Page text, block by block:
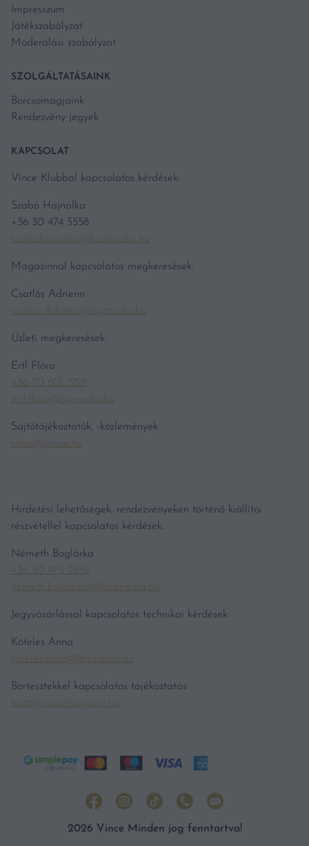
Impresszum
Játékszabályzat
Moderálási szabályzat
SZOLGÁLTATÁSAINK
Borcsomagjaink
Rendezvény jegyek
KAPCSOLAT
Vince Klubbal kapcsolatos kérdések:
Szabó Hajnalka
+36 30 474 5558
szabo.hajnalka@kodmedia.hu
Magazinnal kapcsolatos megkeresések:
Csatlós Adrienn
csatlos.Adrienn@hgmedia.hu
Üzleti megkeresések:
Ertl Flóra
+36 70 601 1929
ertl.flora@hgmedia.hu
Sajtótájékoztatók, -közlemények
vince@vince.hu
Hirdetési lehetőségek, rendezvényeken történő kiállítói
részvétellel kapcsolatos kérdések:
Németh Boglárka
+36 30 975 2652
nemeth.boglarka@kodmedia.hu
Jegyvásárlással kapcsolatos technikai kérdések:
Köteles Anna
koteles.anna@hgmedia.hu
Bortesztekkel kapcsolatos tájékoztatás
teszt@vincemagazin.hu
2026 Vince Minden jog fenntartva!